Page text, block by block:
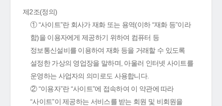
제2조(정의)
① “사이트”란 회사가 재화 또는 용역(이하 “재화 등”이라
함)을 이용자에게 제공하기 위하여 컴퓨터 등
정보통신설비를 이용하여 재화 등을 거래할 수 있도록
설정한 가상의 영업장을 말하며, 아울러 인터넷 사이트를
운영하는 사업자의 의미로도 사용합니다.
② “이용자”란 “사이트”에 접속하여 이 약관에 따라
“사이트”이 제공하는 서비스를 받는 회원 및 비회원을